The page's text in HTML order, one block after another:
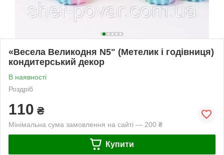
«Весела Великодня N5" (Метелик і годівниця)
кондитерський декор
В наявності
Роздріб
110 ₴
Мінімальна сума замовлення на сайті — 200 ₴
Купити